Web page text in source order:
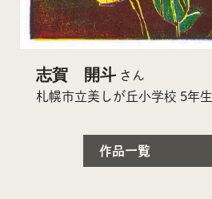
志賀 開斗 さん
札幌市立美しが丘小学校 5年生
作品一覧